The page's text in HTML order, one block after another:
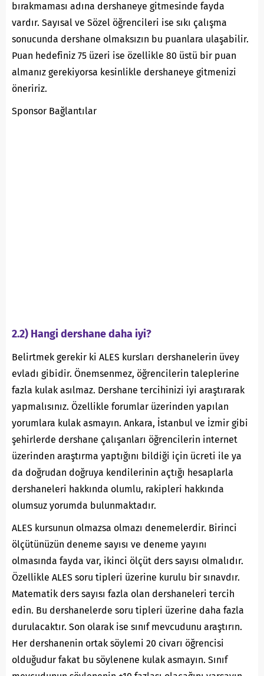
bırakmaması adına dershaneye gitmesinde fayda
vardır. Sayısal ve Sözel öğrencileri ise sıkı çalışma
sonucunda dershane olmaksızın bu puanlara ulaşabilir.
Puan hedefiniz 75 üzeri ise özellikle 80 üstü bir puan
almanız gerekiyorsa kesinlikle dershaneye gitmenizi
öneririz.
Sponsor Bağlantılar
2.2) Hangi dershane daha iyi?
Belirtmek gerekir ki ALES kursları dershanelerin üvey
evladı gibidir. Önemsenmez, öğrencilerin taleplerine
fazla kulak asılmaz. Dershane tercihinizi iyi araştırarak
yapmalısınız. Özellikle forumlar üzerinden yapılan
yorumlara kulak asmayın. Ankara, İstanbul ve İzmir gibi
şehirlerde dershane çalışanları öğrencilerin internet
üzerinden araştırma yaptığını bildiği için ücreti ile ya
da doğrudan doğruya kendilerinin açtığı hesaplarla
dershaneleri hakkında olumlu, rakipleri hakkında
olumsuz yorumda bulunmaktadır.
ALES kursunun olmazsa olmazı denemelerdir. Birinci
ölçütünüzün deneme sayısı ve deneme yayını
olmasında fayda var, ikinci ölçüt ders sayısı olmalıdır.
Özellikle ALES soru tipleri üzerine kurulu bir sınavdır.
Matematik ders sayısı fazla olan dershaneleri tercih
edin. Bu dershanelerde soru tipleri üzerine daha fazla
durulacaktır. Son olarak ise sınıf mevcudunu araştırın.
Her dershanenin ortak söylemi 20 civarı öğrencisi
olduğudur fakat bu söylenene kulak asmayın. Sınıf